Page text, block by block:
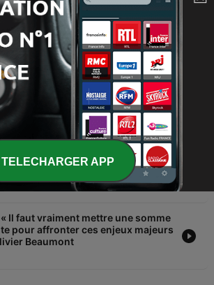
L'Etat ne s'est pas adapté
rapidement à cette nouvelle
Nicolas Baverez, avocat,
et historien
« On peut s'attendre encore à un
qui va être terrible » selon Olivier
« Le changement climatique va
tout le monde devra participer
de Guigné
Il faut vraiment mettre une somme
pour affronter ces enjeux majeurs
Beaumont
TELECHARGER APP